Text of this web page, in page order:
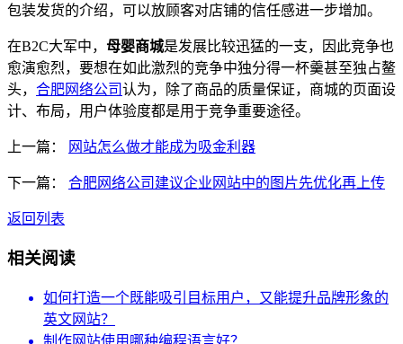
包装发货的介绍，可以放顾客对店铺的信任感进一步增加。
在B2C大军中， 母婴商城是发展比较迅猛的一支，因此竞争也
愈演愈烈，要想在如此激烈的竞争中独分得一杯羹甚至独占鳌
头， 合肥网络公司认为，除了商品的质量保证，商城的页面设
计、布局，用户体验度都是用于竞争重要途径。
上一篇： 网站怎么做才能成为吸金利器
下一篇： 合肥网络公司建议企业网站中的图片先优化再上传
返回列表
相关阅读
如何打造一个既能吸引目标用户，又能提升品牌形象的
英文网站？
制作网站使用哪种编程语言好？